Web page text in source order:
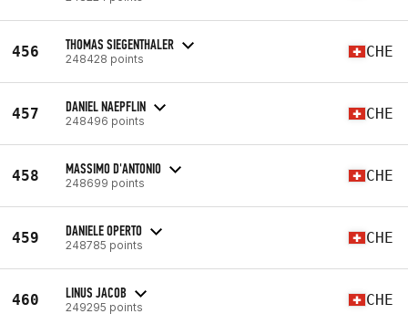
456 THOMAS SIEGENTHALER
248428 points CHE
457 DANIEL NAEPFLIN
248496 points CHE
458 MASSIMO D'ANTONIO
248699 points CHE
459 DANIELE OPERTO
248785 points CHE
460 LINUS JACOB
249295 points CHE